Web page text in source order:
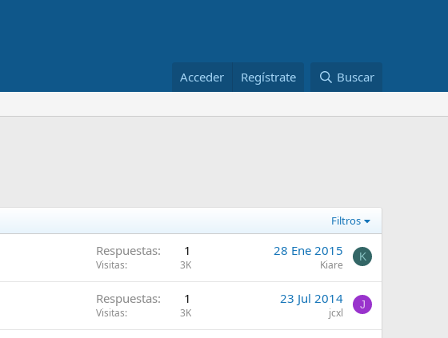
Acceder Regístrate Buscar
Filtros
Respuestas 1
Visitas 3K
28 Ene 2015
Kiare
K
Respuestas 1
Visitas 3K
23 Jul 2014
jcxl
J